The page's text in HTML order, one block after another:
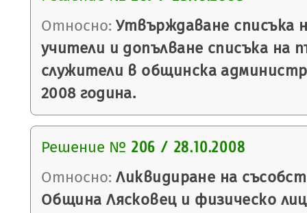
Относно: Утвърждаване списъка
учители и допълване списъка на
служители в общинска
2008 година.
Решение № 206 / 28.10.2008
Относно: Ликвидиране на
Община Лясковец и физическо